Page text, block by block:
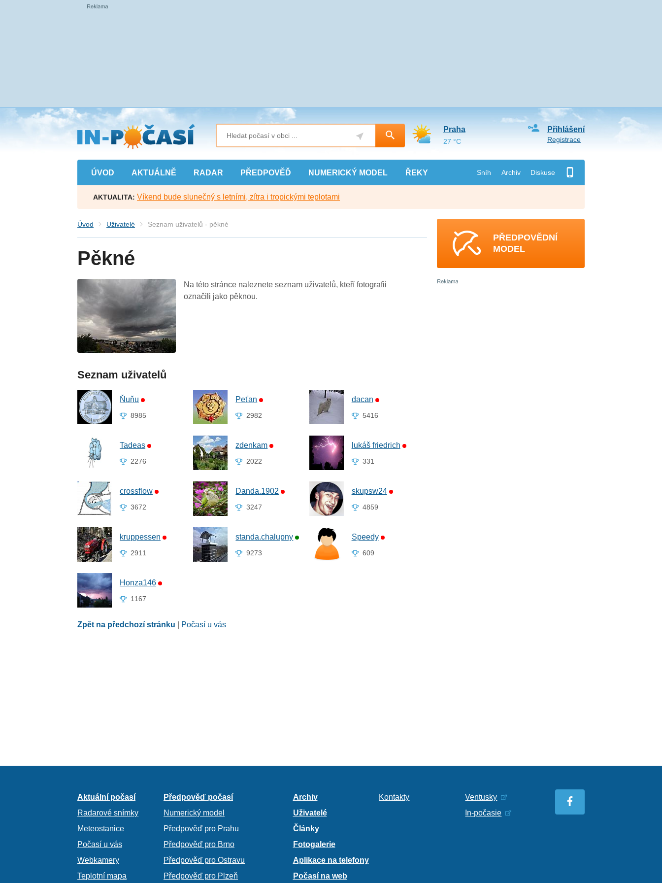
Přejít
na
hlavní
obsah
ÚVOD AKTUÁLNĚ RADAR PŘEDPOVĚĎ NUMERICKÝ MODEL ŘEKY Sníh Archiv Diskuse
Přihlášení
Registrace
Praha
27 °C
AKTUALITA: Víkend bude slunečný s letními, zítra i tropickými teplotami
Úvod Uživatelé Seznam uživatelů - pěkné
Pěkné
Na této stránce naleznete seznam uživatelů, kteří fotografii
označili jako pěknou.
Seznam uživatelů
Ňuňu
8985
Peťan
2982
dacan
5416
Tadeas
2276
zdenkam
2022
lukáš friedrich
331
crossflow
3672
Danda.1902
3247
skupsw24
4859
kruppessen
2911
standa.chalupny
9273
Speedy
609
Honza146
1167
Zpět na předchozí stránku Počasí u vás
PŘEDPOVĚDNÍ
MODEL
Aktuální počasí
Radarové snímky
Meteostanice
Počasí u vás
Webkamery
Teplotní mapa
Předpověď počasí
Numerický model
Předpověď pro Prahu
Předpověď pro Brno
Předpověď pro Ostravu
Předpověď pro Plzeň
Archiv
Uživatelé
Články
Fotogalerie
Aplikace na telefony
Počasí na web
Kontakty
Ventusky
In-počasie